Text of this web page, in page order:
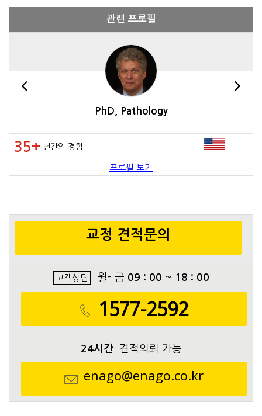
관련 프로필
PhD, Pathology
35+ 년간의 경험
프로필 보기
교정 견적문의
고객상담 월- 금 09 : 00 ~ 18 : 00
1577-2592
24시간견적의뢰 가능
enago@enago.co.kr